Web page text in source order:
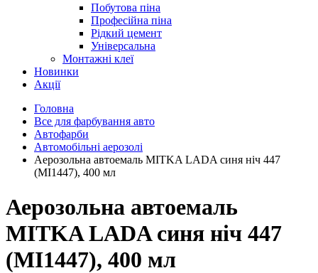
Побутова піна
Професійна піна
Рідкий цемент
Універсальна
Монтажні клеї
Новинки
Акції
Головна
Все для фарбування авто
Автофарби
Автомобільні аерозолі
Аерозольна автоемаль MITKA LADA синя ніч 447
(MI1447), 400 мл
Аерозольна автоемаль
MITKA LADA синя ніч 447
(MI1447), 400 мл